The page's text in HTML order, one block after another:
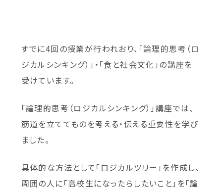
すでに4回の授業が行われおり、「論理的思考（ロ
ジカルシンキング）」・「食と社会文化」の講座を
受けています。
「論理的思考（ロジカルシンキング）」講座では、
筋道を立ててものを考える・伝える重要性を学び
ました。
具体的な方法として「ロジカルツリー」を作成し、
周囲の人に「高校生になったらしたいこと」を「論